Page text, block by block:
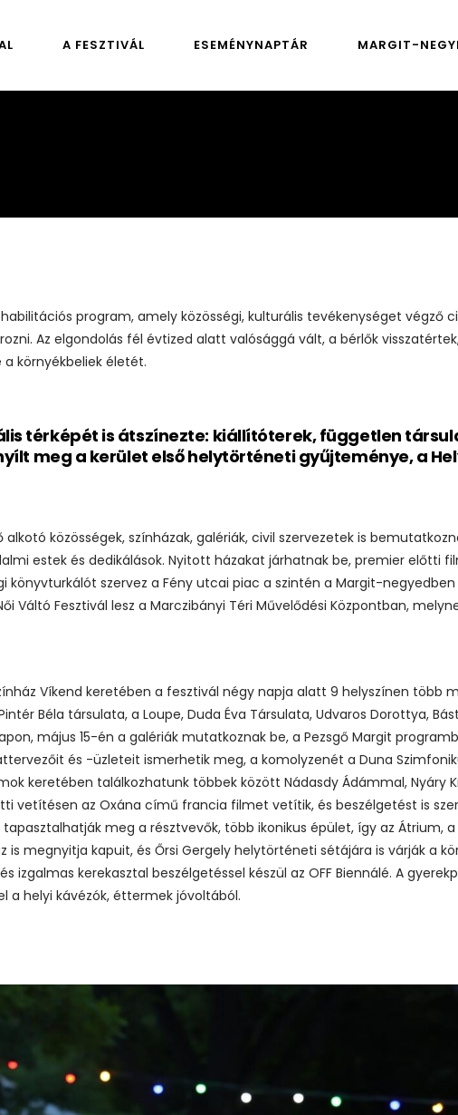
A FESZTIVÁL ESEMÉNYNAPTÁR MARGIT-
program, amely közösségi, kulturális tevékenységet végző
Az elgondolás fél évtized alatt valósággá vált, a bérlők
környékbeliek életét.
térképét is átszínezte: kiállítóterek, független
meg a kerület első helytörténeti gyűjteménye, a
közösségek, színházak, galériák, civil szervezetek is
estek és dedikálások. Nyitott házakat járhatnak be, premier előtti
könyvturkálót szervez a Fény utcai piac a szintén a Margit-
Váltó Fesztivál lesz a Marczibányi Téri Művelődési Központban,
Víkend keretében a fesztivál négy napja alatt 9 helyszínen több
Béla társulata, a Loupe, Duda Éva Társulata, Udvaros Dorottya,
május 15-én a galériák mutatkoznak be, a Pezsgő Margit
és -üzleteit ismerhetik meg, a komolyzenét a Duna
keretében találkozhatunk többek között Nádasdy Ádámmal, Nyáry
vetítésen az Oxána című francia filmet vetítik, és beszélgetést is
meg a résztvevők, több ikonikus épület, így az Átrium, a
is megnyitja kapuit, és Őrsi Gergely helytörténeti sétájára is várják a
izgalmas kerekasztal beszélgetéssel készül az OFF Biennálé. A
a helyi kávézók, éttermek jóvoltából.